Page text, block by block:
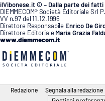
ilVibonese.it © – Dalla parte dei fatti
DIEMMECOM® Società Editoriale Srl
VV n.97 del 11.12.1996
Direttore Responsabile Enrico De
Direttore Editoriale Maria Grazia
www.diemmecom.it
Redazione Segnala alla redazione